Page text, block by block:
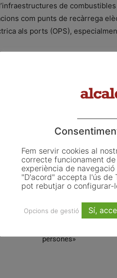
de
com punts de recàrrega
als ports (OPS),
a una mobilitat més neta,
als objectius del Pacte Verd
Email
de
Michael Donaldson:
persones»
Fem servir cookies al
correcte funcionament
experiència de
"D'acord" accepta l'ús de
pot rebutjar o configurar-
Opcions de gestió Sí,